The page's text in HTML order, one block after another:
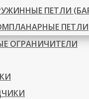
ПЕТЛИ
ПЕТЛИ
ОГРАНИЧИТЕЛИ